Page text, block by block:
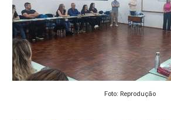
Foto: Reprodução